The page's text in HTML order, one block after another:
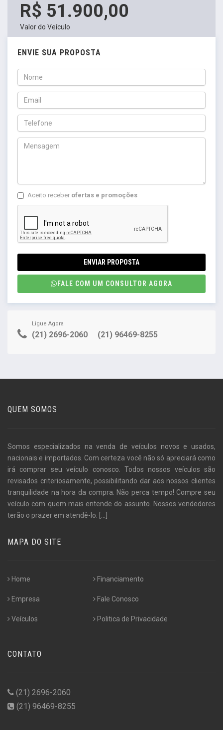
R$ 51.900,00
Valor do Veículo
ENVIE SUA PROPOSTA
Aceito receber ofertas e promoções
ENVIAR PROPOSTA
FALE COM UM CONSULTOR AGORA
Ligue Agora
(21) 2696-2060 (21) 96469-8255
QUEM SOMOS
Somos especializados na venda de veículos novos e usados,
nacionais e importados. Com certeza você não só apreciará como
irá comprar seu veículo conosco. Todos nossos veículos são
revisados criteriosamente, possibilitando dar aos nossos clientes
tranquilidade na hora da compra. Não perca tempo! Compre seu
veículo com quem mais entende do assunto. Nossos vendedores
terão o prazer em atendê-lo.
MAPA DO SITE
Home
Empresa
Veículos
Financiamento
Fale Conosco
Politica de Privacidade
CONTATO
(21) 2696-2060
(21) 96469-8255